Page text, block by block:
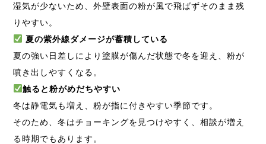
湿気が少ないため、外壁表面の粉が風で飛ばずそのまま残
りやすい。
夏の紫外線ダメージが蓄積している
夏の強い日差しにより塗膜が傷んだ状態で冬を迎え、粉が
噴き出しやすくなる。
触ると粉がめだちやすい
冬は静電気も増え、粉が指に付きやすい季節です。
そのため、冬はチョーキングを見つけやすく、相談が増え
る時期でもあります。